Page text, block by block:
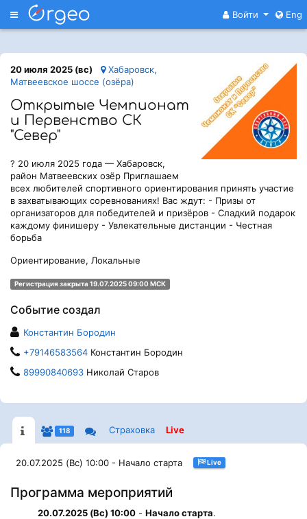
Меню Войти Eng
20 июля 2025 (вс)
Хабаровск,
Матвеевское шоссе (озёра)
Открытые Чемпионат
и Первенство СК
"Север"
? 20 июля 2025 года — Хабаровск,
район Матвеевских озёр Приглашаем
всех любителей спортивного ориентирования принять участие
в захватывающих соревнованиях! Вас ждут: - Призы от
организаторов для победителей и призёров - Сладкий подарок
каждому финишеру - Увлекательные дистанции - Честная
борьба
Ориентирование, Локальные
Регистрация закрыта 19.07.2025 09:00 МСК
Событие создал
Константин Бородин
+79146583564 Константин Бородин
89990840693 Николай Старов
118 Страховка Live
20.07.2025 (Вс) 10:00 - Начало старта Live
Программа мероприятий
20.07.2025 (Вс) 10:00 - Начало старта.